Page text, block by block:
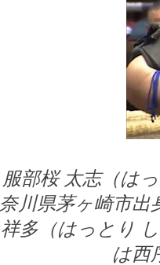
服部桜 太志（は
奈川県茅ヶ崎市出
祥多（はっとり
は西